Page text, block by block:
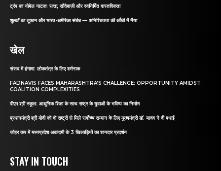
ट्रंप का नोबेल नाटक: सत्ता, सौदेबाज़ी और स्वनिर्मित वास्तविकता
शुल्कों का तूफ़ान और भारत-अमेरिका संबंध — अनिश्चितता की आँधी में नैया
खेल
संसद में हंगामा: लोकतंत्र के लिए शर्मनाक
FADNAVIS FACES MAHARASHTRA’S CHALLENGE: OPPORTUNITY AMIDST
COALITION COMPLEXITIES
पीएम श्री स्कूल: आधुनिक शिक्षा के साथ राष्ट्र के युवाओं के भविष्य का निर्माण
प्रधानमंत्री श्री मोदी को दो राष्ट्रों से मिले सर्वोच्च सम्मान के लिए मुख्यमंत्री डॉ. यादव ने दी बधाई
जोहर कप में मध्यप्रदेश अकादमी के 3 खिलाड़ियों का शानदार प्रदर्शन
STAY IN TOUCH